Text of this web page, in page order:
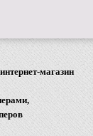
магазин